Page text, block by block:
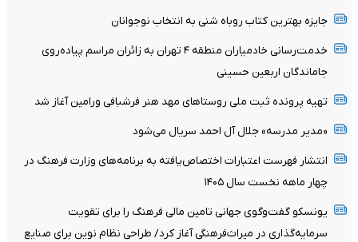
جایزه بهترین کتاب روباه شنی به انتخاب نوجوانان
خدمت‌رسانی خادمیاران منطقه ۴ تهران به زائران مراسم پیاده‌روی
جاماندگان اربعین حسینی
تهیه پرونده ثبت ملی روستاهای مهد هنر فرشبافی ورامین آغاز شد
«مدیر مدرسه» جلال آل احمد سریال می‌شود
انتشار فهرست اعتبارات اختصاص‌یافته به برنامه‌های وزارت فرهنگ در
چهار ماهه نخست سال ۱۴۰۵
یونسکو گفت‌وگوی جهانی تامین مالی فرهنگ را برای تقویت
سرمایه‌گذاری در میراث‌فرهنگی آغاز کرد/ طراحی نظام نوین برای صنایع